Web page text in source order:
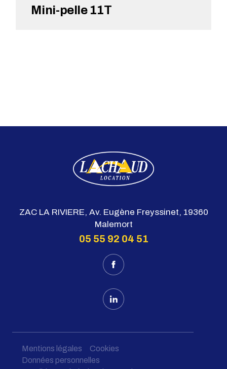
Mini-pelle 11T
ZAC LA RIVIERE, Av. Eugène Freyssinet, 19360
Malemort
05 55 92 04 51
Mentions légales
Cookies
Données personnelles